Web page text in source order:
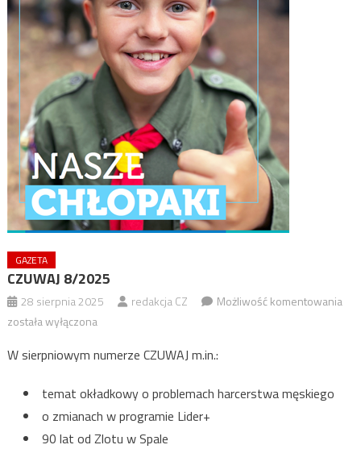
GAZETA
CZUWAJ 8/2025
28 sierpnia 2025 redakcja CZ Możliwość komentowania
została wyłączona
W sierpniowym numerze CZUWAJ m.in.:
temat okładkowy o problemach harcerstwa męskiego
o zmianach w programie Lider+
90 lat od Zlotu w Spale